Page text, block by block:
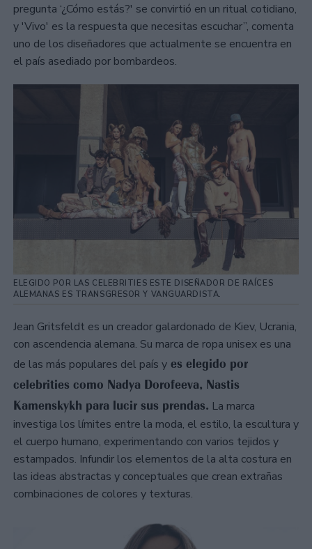
pregunta ‘¿Cómo estás?' se convirtió en un ritual cotidiano,
y 'Vivo' es la respuesta que necesitas escuchar”, comenta
uno de los diseñadores que actualmente se encuentra en
el país asediado por bombardeos.
ELEGIDO POR LAS CELEBRITIES ESTE DISEÑADOR DE RAÍCES
ALEMANAS ES TRANSGRESOR Y VANGUARDISTA.
Jean Gritsfeldt es un creador galardonado de Kiev, Ucrania,
con ascendencia alemana. Su marca de ropa unisex es una
de las más populares del país y es elegido por
celebrities como Nadya Dorofeeva, Nastis
Kamenskykh para lucir sus prendas. La marca
investiga los límites entre la moda, el estilo, la escultura y
el cuerpo humano, experimentando con varios tejidos y
estampados. Infundir los elementos de la alta costura en
las ideas abstractas y conceptuales que crean extrañas
combinaciones de colores y texturas.